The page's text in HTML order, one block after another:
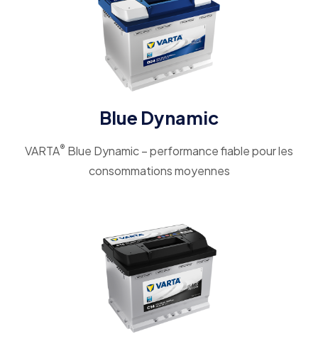
Blue Dynamic
VARTA® Blue Dynamic – performance fiable pour les
consommations moyennes